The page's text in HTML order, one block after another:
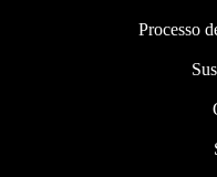
Processo